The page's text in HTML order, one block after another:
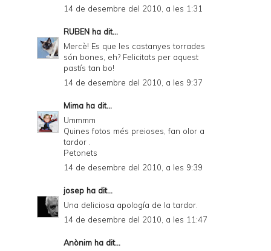
14 de desembre del 2010, a les 1:31
RUBEN ha dit...
Mercè! Es que les castanyes torrades
són bones, eh? Felicitats per aquest
pastís tan bo!
14 de desembre del 2010, a les 9:37
Mima ha dit...
Ummmm
Quines fotos més preioses, fan olor a
tardor .
Petonets
14 de desembre del 2010, a les 9:39
josep ha dit...
Una deliciosa apología de la tardor.
14 de desembre del 2010, a les 11:47
Anònim ha dit...